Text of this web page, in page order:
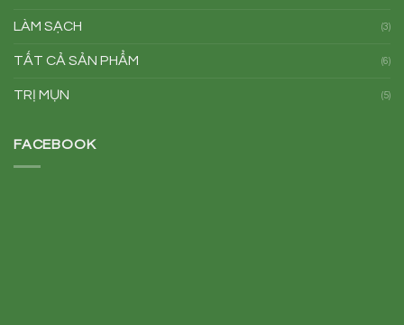
LÀM SẠCH (3)
TẤT CẢ SẢN PHẨM (6)
TRỊ MỤN (5)
FACEBOOK